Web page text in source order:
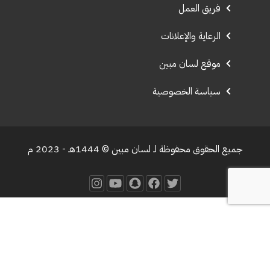
فريق العمل
الرعاية والإعلانات
موقع لسان مبين
سياسة الخصوصية
جميع الحقوق محفوظة لـ لسان مبين © 1444هـ - 2023 م